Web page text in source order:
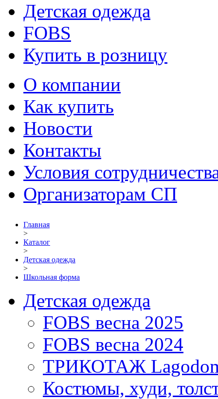
Детская одежда
FOBS
Купить в розницу
О компании
Как купить
Новости
Контакты
Условия
Организаторам СП
Главная
>
Каталог
>
Детская одежда
>
Школьная форма
Детская одежда
FOBS весна 2025
FOBS весна 2024
ТРИКОТАЖ
Костюмы, худи,